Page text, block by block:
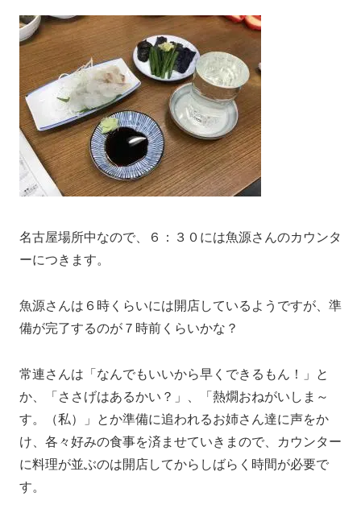
名古屋場所中なので、６：３０には魚源さんのカウンタ
ーにつきます。
魚源さんは６時くらいには開店しているようですが、準
備が完了するのが７時前くらいかな？
常連さんは「なんでもいいから早くできるもん！」と
か、「ささげはあるかい？」、「熱燗おねがいしま～
す。（私）」とか準備に追われるお姉さん達に声をか
け、各々好みの食事を済ませていきまので、カウンター
に料理が並ぶのは開店してからしばらく時間が必要で
す。